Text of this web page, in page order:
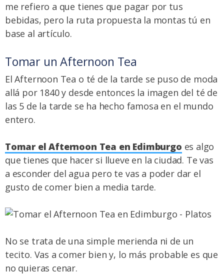
me refiero a que tienes que pagar por tus
bebidas, pero la ruta propuesta la montas tú en
base al artículo.
Tomar un Afternoon Tea
El Afternoon Tea o té de la tarde se puso de moda
allá por 1840 y desde entonces la imagen del té de
las 5 de la tarde se ha hecho famosa en el mundo
entero.
Tomar el Afternoon Tea en Edimburgo es algo
que tienes que hacer si llueve en la ciudad. Te vas
a esconder del agua pero te vas a poder dar el
gusto de comer bien a media tarde.
No se trata de una simple merienda ni de un
tecito. Vas a comer bien y, lo más probable es que
no quieras cenar.